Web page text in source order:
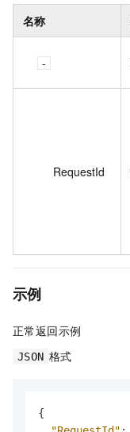
名称
RequestId
示例
正常返回示例
JSON 格式
{